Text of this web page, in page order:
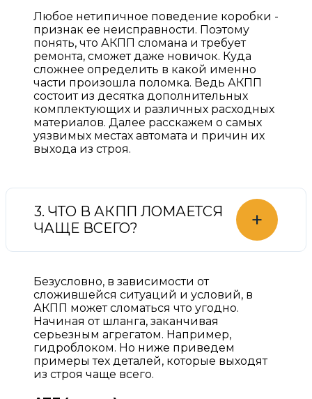
Любое нетипичное поведение коробки -
признак ее неисправности. Поэтому
понять, что АКПП сломана и требует
ремонта, сможет даже новичок. Куда
сложнее определить в какой именно
части произошла поломка. Ведь АКПП
состоит из десятка дополнительных
комплектующих и различных расходных
материалов. Далее расскажем о самых
уязвимых местах автомата и причин их
выхода из строя.
3. ЧТО В АКПП ЛОМАЕТСЯ
ЧАЩЕ ВСЕГО?
+
Безусловно, в зависимости от
сложившейся ситуаций и условий, в
АКПП может сломаться что угодно.
Начиная от шланга, заканчивая
серьезным агрегатом. Например,
гидроблоком. Но ниже приведем
примеры тех деталей, которые выходят
из строя чаще всего.